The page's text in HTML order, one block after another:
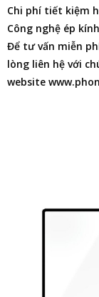
Chi phí tiết kiệm
Công nghệ ép
Để tư vấn miễn
lòng liên hệ với
website